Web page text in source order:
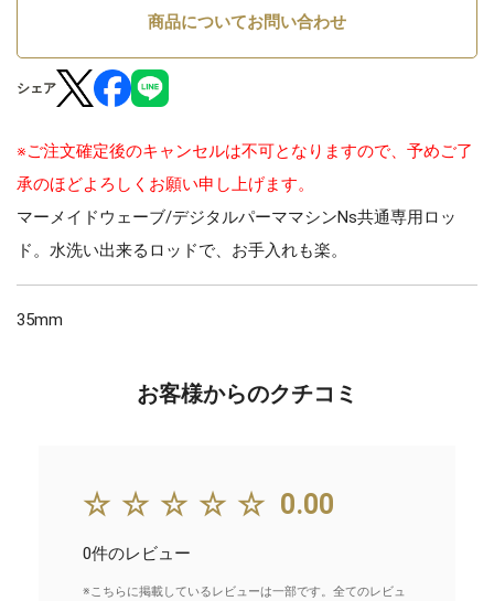
商品についてお問い合わせ
シェア
※ご注文確定後のキャンセルは不可となりますので、予めご了
承のほどよろしくお願い申し上げます。
マーメイドウェーブ/デジタルパーママシンNs共通専用ロッ
ド。水洗い出来るロッドで、お手入れも楽。
35mm
お客様からのクチコミ
☆☆☆☆☆ 0.00
0件のレビュー
※こちらに掲載しているレビューは一部です。全てのレビュ